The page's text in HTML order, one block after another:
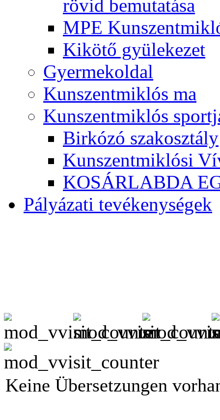
rövid bemutatása
MPE
Kikötő gyülekezet
Gyermekoldal
Kunszentmiklós ma
Kunszentmiklós
Birkózó szakosztály
Kunszentmiklósi
KOSÁRLABDA
Pályázati tevékenységek
Keine Übersetzungen